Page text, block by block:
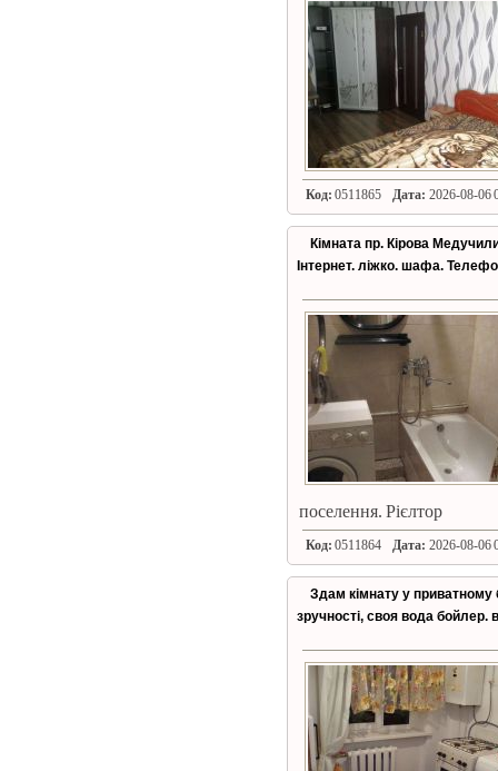
Код: 0511865 Дата: 2026-08-06
Кімната пр. Кірова
Інтернет. ліжко. шафа.
поселення. Рієлтор
Код: 0511864 Дата: 2026-08-06
Здам кімнату у приватному
зручності, своя вода бойлер.